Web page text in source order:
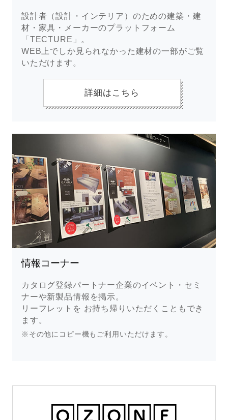
設計者（設計・インテリア）のための建築・建
材・家具・メーカーのプラットフォーム
「TECTURE」。
WEB上でしか見られなかった建材の一部がご覧
いただけます。
詳細はこちら
情報コーナー
カタログ登録パートナー企業のイベント・セミ
ナーや新製品情報を掲示。
リーフレットを お持ち帰りいただくこともでき
ます。
※その他にコピー機もご利用いただけます。